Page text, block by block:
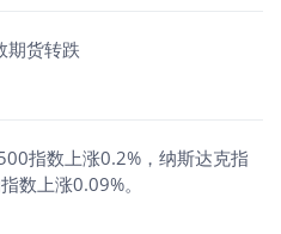
期货转跌
指数上涨0.2%，纳斯达克指
数上涨0.09%。